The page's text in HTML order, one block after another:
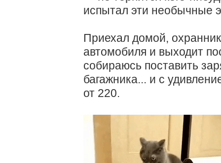
испытал эти необычные
Приехал домой,
автомобиля и выходит
собираюсь поставить
багажника... и с
от 220.